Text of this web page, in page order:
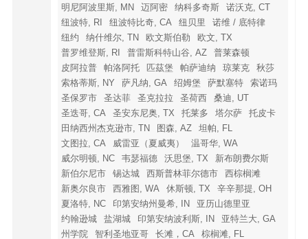
明尼阿波里斯, MN
迈阿密 纳科多奇斯
诺沃克, CT
纽波特, RI
纽波特比奇, CA 纽贝里
诺维 / 底特律
纽约
纳什维尔, TN 欧文斯伯勒
欧文, TX
普罗维登斯, RI
普雷斯科特山谷, AZ
普莱森顿
皮阿拉普
帕洛阿托 匹茲堡 帕萨迪纳 琼莱克
秋莎
索格蒂斯, NY
萨凡纳, GA 绍姆堡 萨默塞特
索诺玛
圣保罗市
圣达菲 圣克拉拉 圣荷西
桑迪, UT
圣迭哥, CA
圣安东尼奥, TX 托莱多 塔尔萨
托皮卡
田纳西州杰克逊市, TN
图森, AZ
坦帕, FL
文图拉, CA
威雷亚（夏威夷）
温哥华, WA
威尔明顿, NC
韦瑟福德 沃思堡, TX
新布朗费尔斯
新伯尔尼市
锡达城 西斯普林菲尔德市
西棕榈滩
新奥尔良市
西雅图, WA 休斯顿, TX
辛辛那提, OH
夏洛特, NC
印第安纳州曼希, IN
亚历山德里亚
约翰逊城
盐湖城 印第安纳波利斯, IN
亚特兰大, GA
州学院
智利圣地亚哥 长滩，CA
棕榈滩, FL